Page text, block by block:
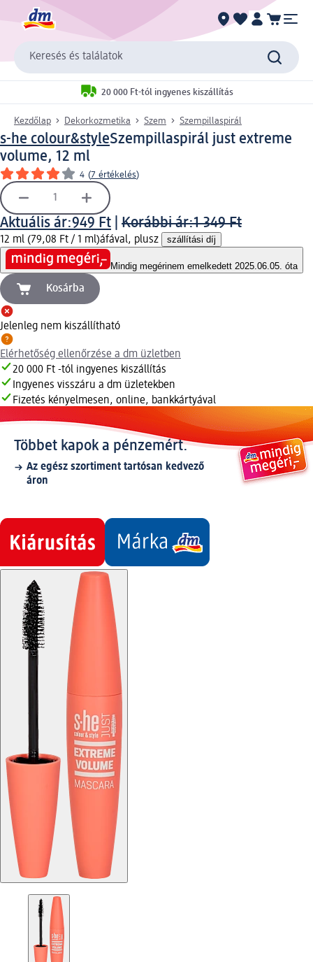
Keresés és találatok
20 000 Ft-tól ingyenes kiszállítás
Kezdőlap Dekorkozmetika Szem Szempillaspirál
s-he colour&styleSzempillaspirál just extreme
volume, 12 ml
4 (7 értékelés)
Aktuális ár:949 Ft Korábbi ár:1 349 Ft
12 ml (79,08 Ft / 1 ml)áfával, plusz szállítási díj
Mindig megérinem emelkedett 2025.06.05. óta
Kosárba
Jelenleg nem kiszállítható
Elérhetőség ellenőrzése a dm üzletben
20 000 Ft -tól ingyenes kiszállítás
Ingyenes visszáru a dm üzletekben
Fizetés kényelmesen, online, bankkártyával
Többet kapok a pénzemért.
Az egész szortiment tartósan kedvező
áron